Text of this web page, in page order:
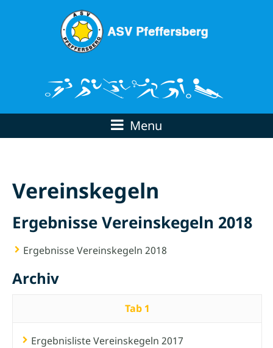
Menu
Vereinskegeln
Ergebnisse Vereinskegeln 2018
Ergebnisse Vereinskegeln 2018
Archiv
Tab 1
Ergebnisliste Vereinskegeln 2017